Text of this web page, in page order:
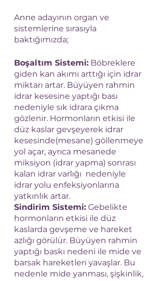
Anne adayının organ ve
sistemlerine sırasıyla
baktığımızda;
Boşaltım Sistemi: Böbreklere
giden kan akımı arttığı için idrar
miktarı artar. Büyüyen rahmin
idrar kesesine yaptığı bası
nedeniyle sık idrara çıkma
gözlenir. Hormonların etkisi ile
düz kaslar gevşeyerek idrar
kesesinde(mesane) göllenmeye
yol açar, ayrıca mesanede
miksiyon (idrar yapma) sonrası
kalan idrar varlığı  nedeniyle
idrar yolu enfeksiyonlarına
yatkınlık artar.
Sindirim Sistemi: Gebelikte
hormonların etkisi ile düz
kaslarda gevşeme ve hareket
azlığı görülür. Büyüyen rahmin
yaptığı baskı nedeni ile mide ve
barsak hareketleri yavaşlar. Bu
nedenle mide yanması, şişkinlik,